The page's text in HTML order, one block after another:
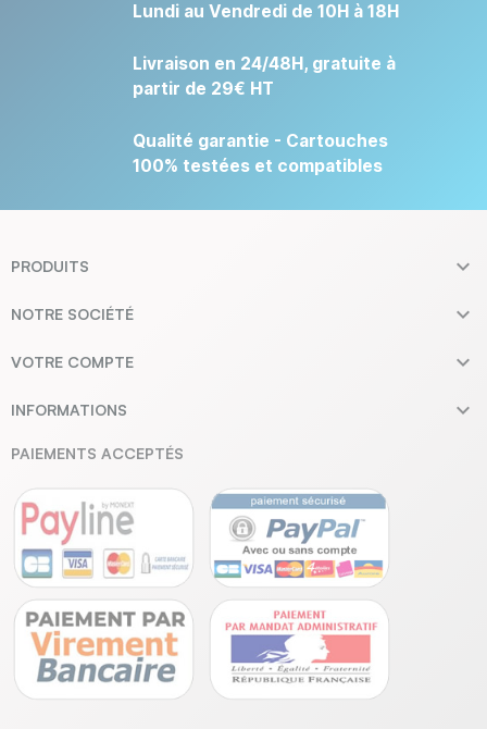
Lundi au Vendredi de 10H à 18H
Livraison en 24/48H, gratuite à
partir de 29€ HT
Qualité garantie - Cartouches
100% testées et compatibles
PRODUITS 
NOTRE SOCIÉTÉ 
VOTRE COMPTE 
INFORMATIONS 
PAIEMENTS ACCEPTÉS